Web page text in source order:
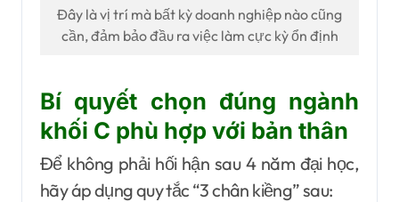
Đây là vị trí mà bất kỳ doanh nghiệp nào cũng
cần, đảm bảo đầu ra việc làm cực kỳ ổn định
Bí quyết chọn đúng ngành
khối C phù hợp với bản thân
Để không phải hối hận sau 4 năm đại học,
hãy áp dụng quy tắc “3 chân kiềng” sau: